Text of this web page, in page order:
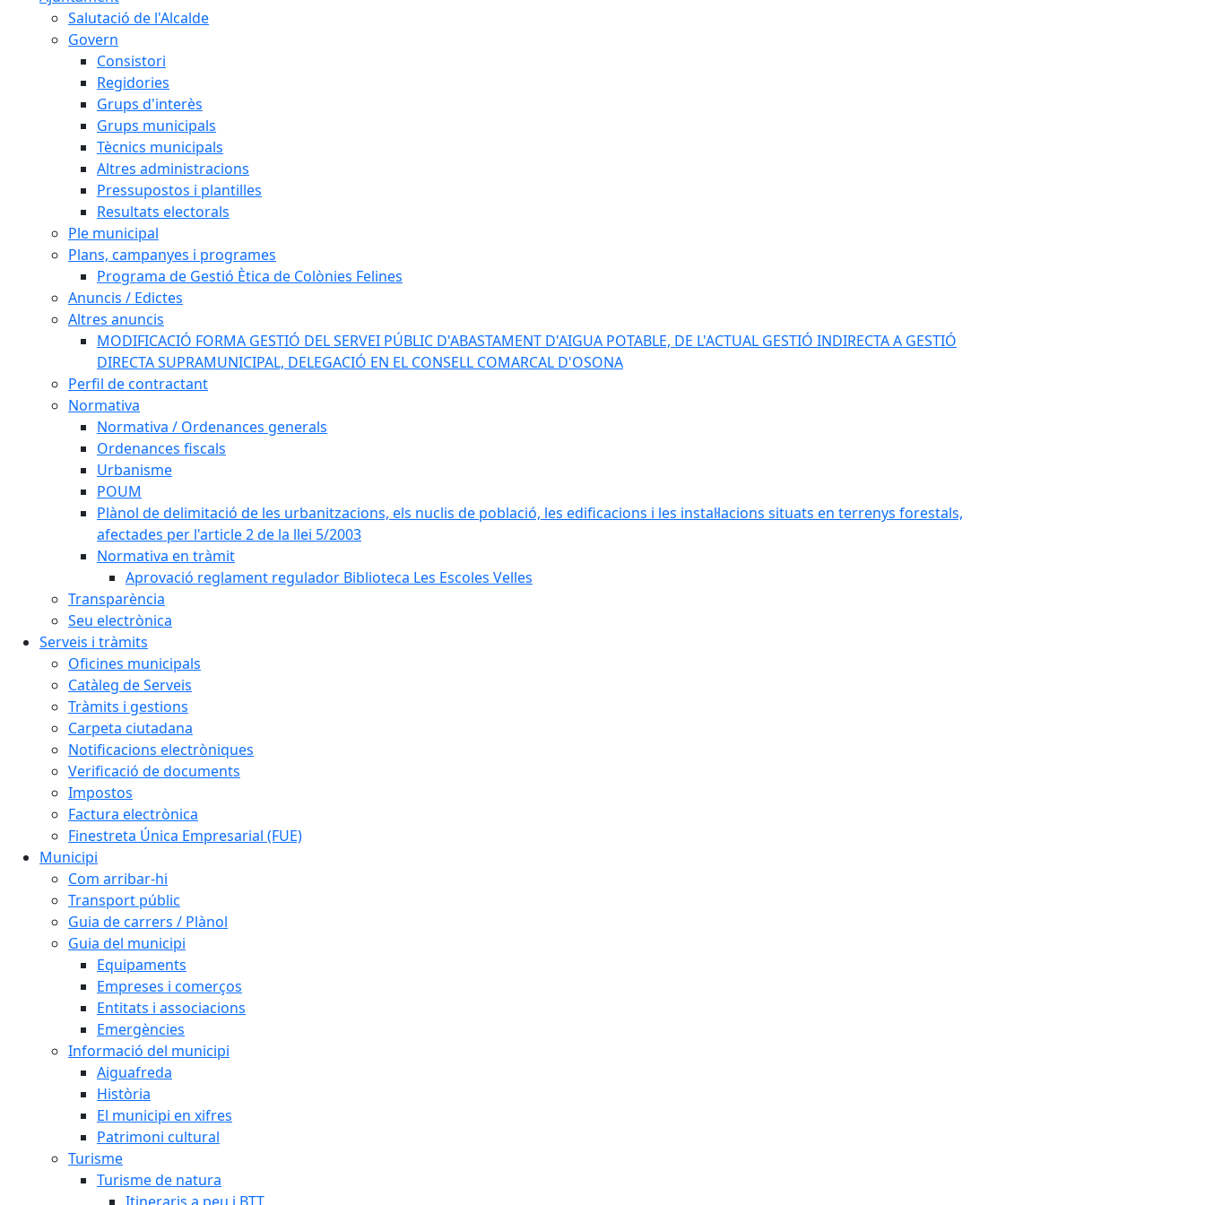
Salutació de l'Alcalde
Govern
Consistori
Regidories
Grups d'interès
Grups municipals
Tècnics municipals
Altres administracions
Pressupostos i plantilles
Resultats electorals
Ple municipal
Plans, campanyes i programes
Programa de Gestió Ètica de Colònies Felines
Anuncis / Edictes
Altres anuncis
MODIFICACIÓ FORMA GESTIÓ DEL SERVEI PÚBLIC D'ABASTAMENT D'AIGUA POTABLE, DE L'ACTUAL GESTIÓ INDIRECTA A GESTIÓ
DIRECTA SUPRAMUNICIPAL, DELEGACIÓ EN EL CONSELL COMARCAL D'OSONA
Perfil de contractant
Normativa
Normativa / Ordenances generals
Ordenances fiscals
Urbanisme
POUM
Plànol de delimitació de les urbanitzacions, els nuclis de població, les edificacions i les instal·lacions situats en terrenys forestals,
afectades per l'article 2 de la llei 5/2003
Normativa en tràmit
Aprovació reglament regulador Biblioteca Les Escoles Velles
Transparència
Seu electrònica
Serveis i tràmits
Oficines municipals
Catàleg de Serveis
Tràmits i gestions
Carpeta ciutadana
Notificacions electròniques
Verificació de documents
Impostos
Factura electrònica
Finestreta Única Empresarial (FUE)
Municipi
Com arribar-hi
Transport públic
Guia de carrers / Plànol
Guia del municipi
Equipaments
Empreses i comerços
Entitats i associacions
Emergències
Informació del municipi
Aiguafreda
Història
El municipi en xifres
Patrimoni cultural
Turisme
Turisme de natura